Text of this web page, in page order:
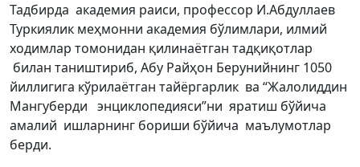
Тадбирда академия раиси, профессор И.Абдуллаев
Туркиялик меҳмонни академия бўлимлари, илмий
ходимлар томонидан қилинаётган тадқиқотлар
билан таништириб, Абу Райҳон Берунийнинг 1050
йиллигига кўрилаётган тайёргарлик ва “Жалолиддин
Мангуберди энциклопедияси”ни яратиш бўйича
амалий ишларнинг бориши бўйича маълумотлар
берди.